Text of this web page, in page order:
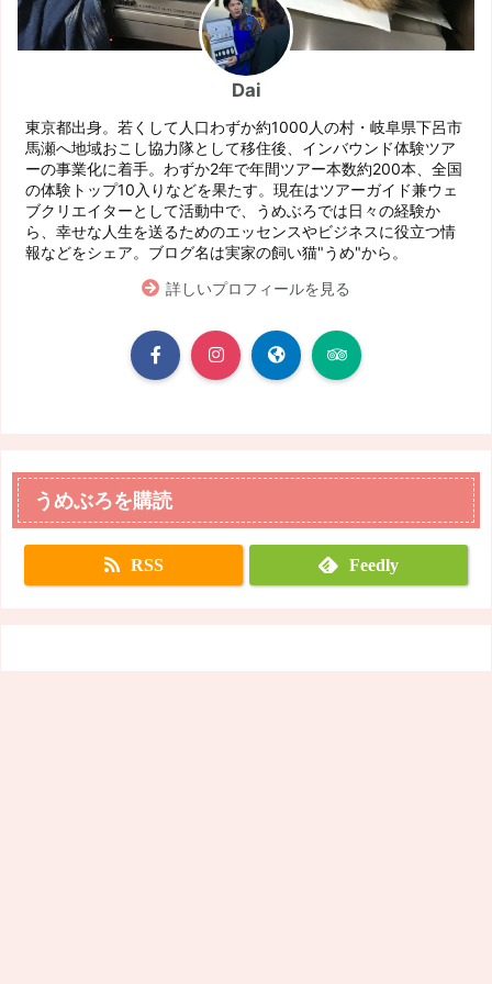
Dai
東京都出身。若くして人口わずか約1000人の村・岐阜県下呂市
馬瀬へ地域おこし協力隊として移住後、インバウンド体験ツア
ーの事業化に着手。わずか2年で年間ツアー本数約200本、全国
の体験トップ10入りなどを果たす。現在はツアーガイド兼ウェ
ブクリエイターとして活動中で、うめぶろでは日々の経験か
ら、幸せな人生を送るためのエッセンスやビジネスに役立つ情
報などをシェア。ブログ名は実家の飼い猫"うめ"から。
詳しいプロフィールを見る
うめぶろを購読
RSS Feedly